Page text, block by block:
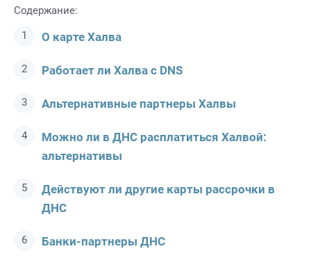
Содержание:
О карте Халва
Работает ли Халва с DNS
Альтернативные партнеры Халвы
Можно ли в ДНС расплатиться Халвой:
альтернативы
Действуют ли другие карты рассрочки в
ДНС
Банки-партнеры ДНС